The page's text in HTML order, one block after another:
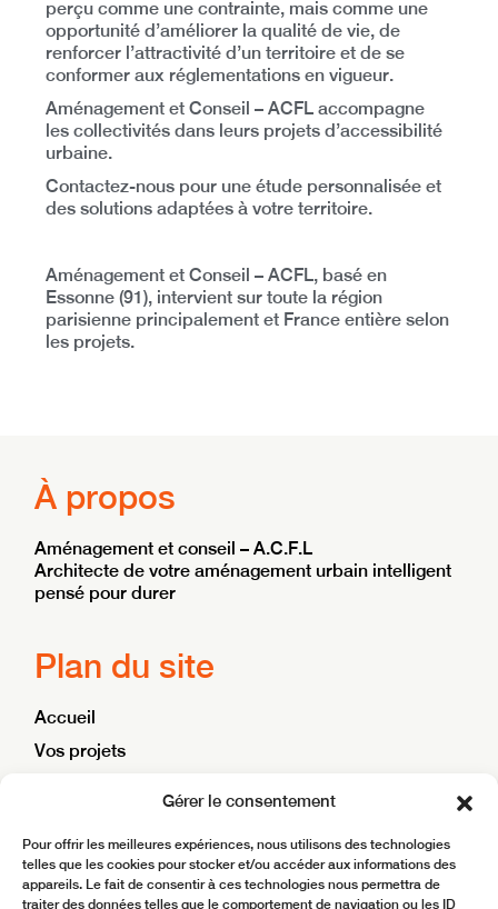
Gérer le consentement
Pour offrir les meilleures expériences, nous utilisons des technologies
telles que les cookies pour stocker et/ou accéder aux informations des
appareils. Le fait de consentir à ces technologies nous permettra de
traiter des données telles que le comportement de navigation ou les ID
perçu comme une contrainte, mais comme une
opportunité d’améliorer la qualité de vie, de
renforcer l’attractivité d’un territoire et de se
conformer aux réglementations en vigueur.
Aménagement et Conseil – ACFL accompagne
les collectivités dans leurs projets d’accessibilité
urbaine.
Contactez-nous pour une étude personnalisée et
des solutions adaptées à votre territoire.
Aménagement et Conseil – ACFL, basé en
Essonne (91), intervient sur toute la région
parisienne principalement et France entière selon
les projets.
À propos
Aménagement et conseil – A.C.F.L
Architecte de votre aménagement urbain intelligent
pensé pour durer
Plan du site
Accueil
Vos projets
Contact